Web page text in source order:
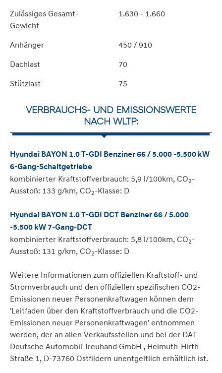
Zulässiges Gesamt-
Gewicht
1.630 - 1.660
Anhänger
450 / 910
Dachlast
70
Stützlast
75
VERBRAUCHS- UND EMISSIONSWERTE
NACH WLTP:
Hyundai BAYON 1.0 T-GDI Benziner 66 / 5.000 -5.500 kW
6-Gang-Schaltgetriebe
kombinierter Kraftstoffverbrauch: 5,9 l/100km, CO2-
Ausstoß: 133 g/km, CO2-Klasse: D
Hyundai BAYON 1.0 T-GDI DCT Benziner 66 / 5.000
-5.500 kW 7-Gang-DCT
kombinierter Kraftstoffverbrauch: 5,8 l/100km, CO2-
Ausstoß: 131 g/km, CO2-Klasse: D
Weitere Informationen zum offiziellen Kraftstoff- und
Stromverbrauch und den offiziellen spezifischen CO2-
Emissionen neuer Personenkraftwagen können dem
'Leitfaden über den Kraftstoffverbrauch und die CO2-
Emissionen neuer Personenkraftwagen' entnommen
werden, der an allen Verkaufsstellen und bei der DAT
Deutsche Automobil Treuhand GmbH , Helmuth-Hirth-
Straße 1, D-73760 Ostfildern unentgeltlich erhältlich ist.